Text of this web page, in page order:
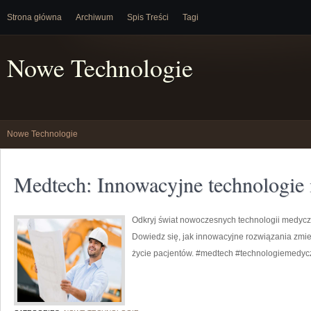
Strona główna Archiwum Spis Treści Tagi
Nowe Technologie
Nowe Technologie
Medtech: Innowacyjne technologie
Odkryj świat nowoczesnych technologii
Dowiedz się, jak innowacyjne rozwiązania
życie pacjentów. #medtech